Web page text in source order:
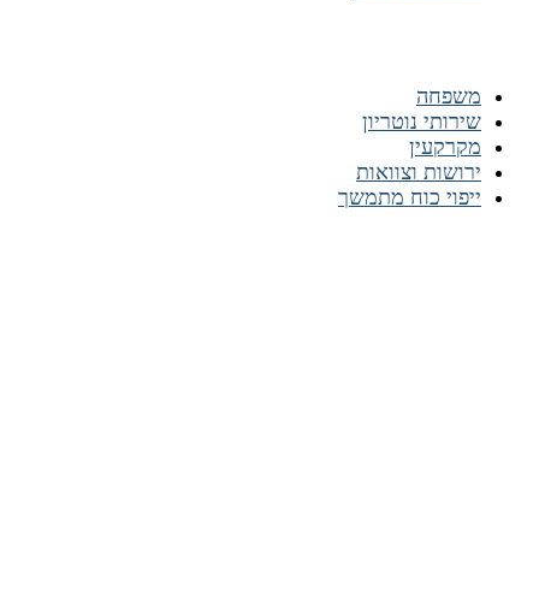
משפחה
שירותי נוטריון
מקרקעין
ירושות וצוואות
ייפוי כוח מתמשך